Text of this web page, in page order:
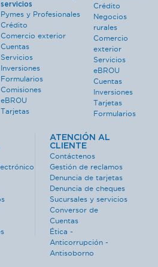
servicios
Pymes y Profesionales
Crédito
Comercio exterior
Cuentas
Servicios
Inversiones
Formularios
Comisiones
eBROU
Tarjetas
Crédito
Negocios
rurales
Comercio
exterior
Servicios
eBROU
Cuentas
Inversiones
Tarjetas
Formularios
ATENCIÓN AL
CLIENTE
Contáctenos
Gestión de reclamos
Denuncia de tarjetas
Denuncia de cheques
Sucursales y servicios
Conversor de
Cuentas
Ética -
Anticorrupción -
Antisoborno